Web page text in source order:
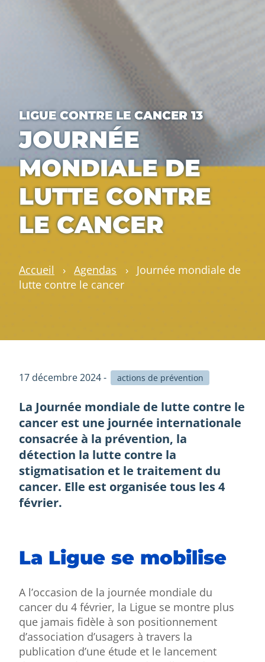
LIGUE CONTRE LE CANCER 13
JOURNÉE
MONDIALE DE
LUTTE CONTRE
LE CANCER
Accueil › Agendas › Journée mondiale de
lutte contre le cancer
17 décembre 2024 - actions de prévention
La Journée mondiale de lutte contre le
cancer est une journée internationale
consacrée à la prévention, la
détection la lutte contre la
stigmatisation et le traitement du
cancer. Elle est organisée tous les 4
février.
La Ligue se mobilise
A l’occasion de la journée mondiale du
cancer du 4 février, la Ligue se montre plus
que jamais fidèle à son positionnement
d’association d’usagers à travers la
publication d’une étude et le lancement